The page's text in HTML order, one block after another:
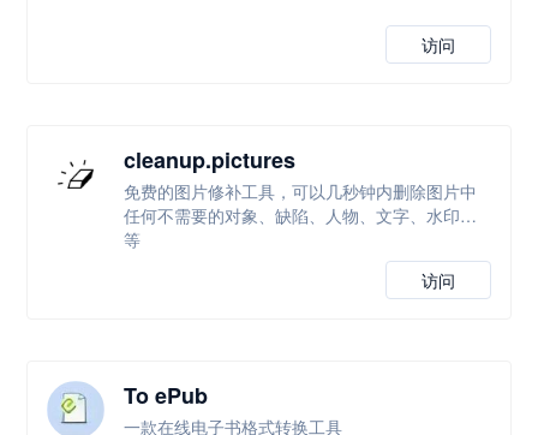
访问
cleanup.pictures
免费的图片修补工具，可以几秒钟内删除图片中
任何不需要的对象、缺陷、人物、文字、水印等
等
访问
To ePub
一款在线电子书格式转换工具